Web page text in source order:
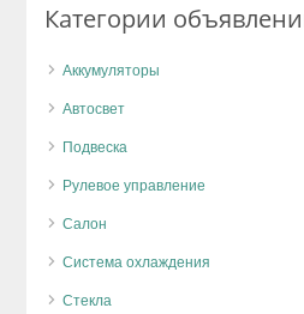
Категории
Аккумуляторы
Автосвет
Подвеска
Рулевое управление
Салон
Система охлаждения
Стекла